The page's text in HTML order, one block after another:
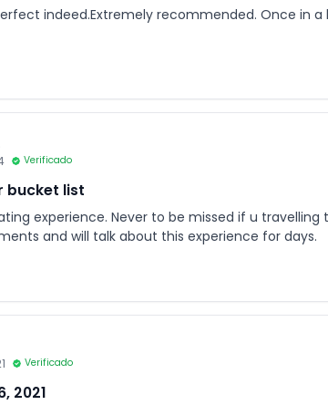
indeed.Extremely recommended. Once in
Verificado
bucket list
experience. Never to be missed if u travelling
and will talk about this experience for days.
Verificado
2021